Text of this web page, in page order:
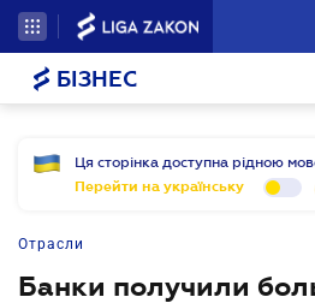
БІЗНЕС
Ця сторінка доступна рідною
Перейти на українську
Отрасли
Банки получили